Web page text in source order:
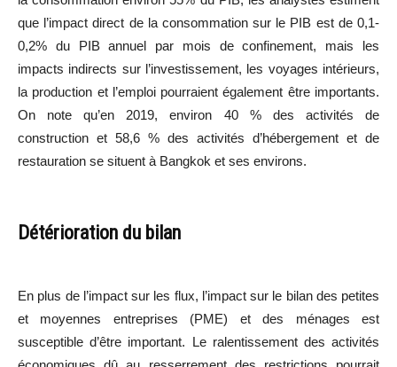
que l’impact direct de la consommation sur le PIB est de 0,1-
0,2% du PIB annuel par mois de confinement, mais les
impacts indirects sur l’investissement, les voyages intérieurs,
la production et l’emploi pourraient également être importants.
On note qu’en 2019, environ 40 % des activités de
construction et 58,6 % des activités d’hébergement et de
restauration se situent à Bangkok et ses environs.
Détérioration du bilan
En plus de l’impact sur les flux, l’impact sur le bilan des petites
et moyennes entreprises (PME) et des ménages est
susceptible d’être important. Le ralentissement des activités